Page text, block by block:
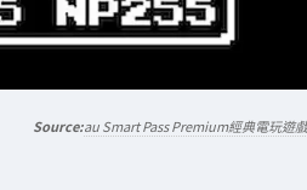
au Smart Pass Premium經典電玩遊戲